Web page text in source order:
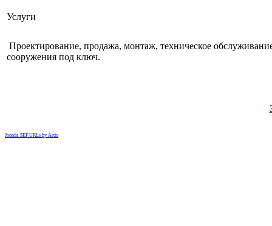
Услуги
Проектирование, продажа, монтаж, техническое
сооружения под ключ.
Joomla SEF URLs by Artio